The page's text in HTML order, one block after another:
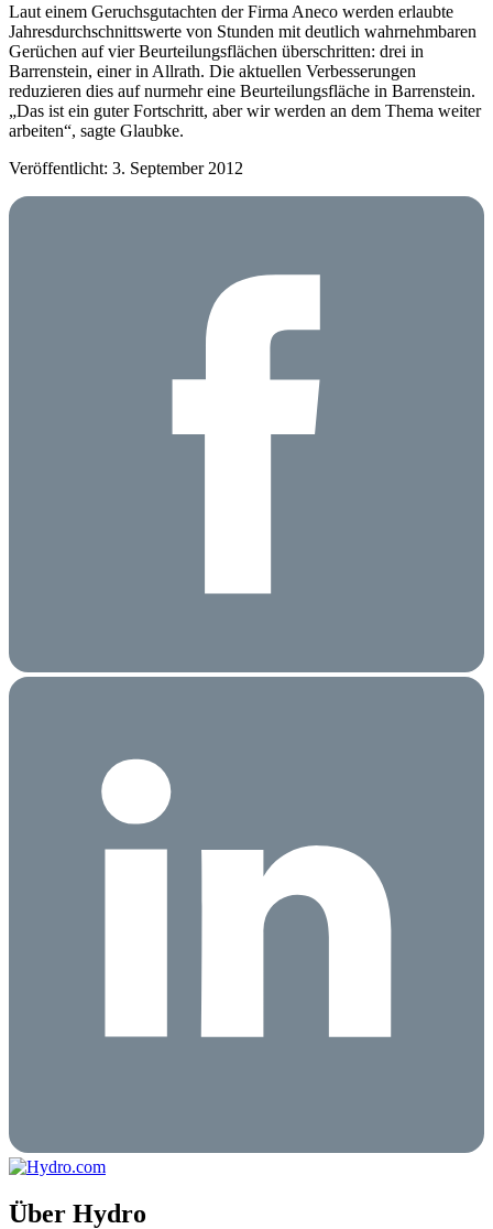
Laut einem Geruchsgutachten der Firma Aneco werden erlaubte
Jahresdurchschnittswerte von Stunden mit deutlich wahrnehmbaren
Gerüchen auf vier Beurteilungsflächen überschritten: drei in
Barrenstein, einer in Allrath. Die aktuellen Verbesserungen
reduzieren dies auf nurmehr eine Beurteilungsfläche in Barrenstein.
„Das ist ein guter Fortschritt, aber wir werden an dem Thema weiter
arbeiten“, sagte Glaubke.
Veröffentlicht: 3. September 2012
Über Hydro